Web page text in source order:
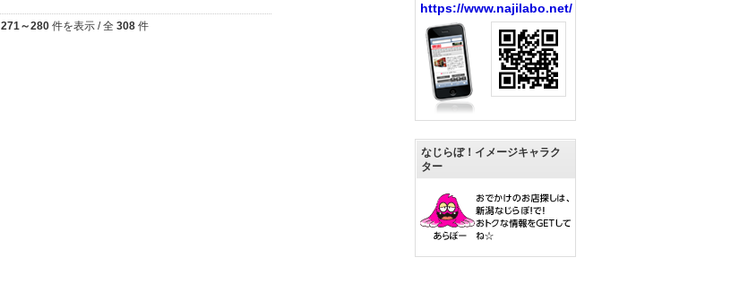
271～280 件を表示 / 全 308 件
https://www.najilabo.net/
なじらぼ！イメージキャラク
ター